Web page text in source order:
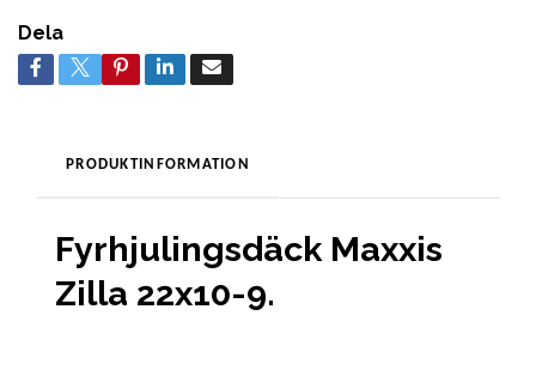
Dela
PRODUKTINFORMATION
Fyrhjulingsdäck Maxxis
Zilla 22x10-9.